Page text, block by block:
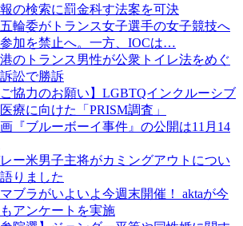
の検索に罰金科す法案を可決
輪委がトランス女子選手の女子競技へ
加を禁止へ。一方、IOCは…
のトランス男性が公衆トイレ法をめぐ
訟で勝訴
ご協力のお願い】LGBTQインクルーシブ
療に向けた「PRISM調査」
『ブルーボーイ事件』の公開は11月14
ー米男子主将がカミングアウトについ
りました
ブラがいよいよ今週末開催！ aktaが今
アンケートを実施